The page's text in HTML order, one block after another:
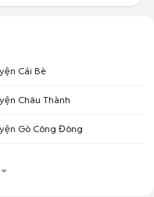
Cái Bè
Châu Thành
Gò Công Đông